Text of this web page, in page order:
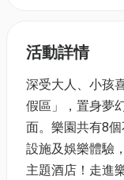
活動詳情
深受大人、小孩
假區」，置身夢
面。樂園共有8
設施及娛樂體驗
主題酒店！走進